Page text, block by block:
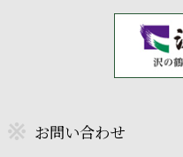
お問い合わせ